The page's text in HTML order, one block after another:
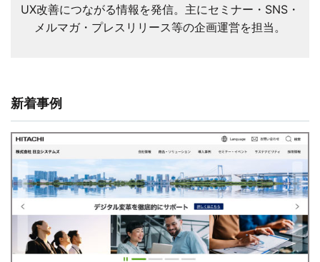
UX改善につながる情報を発信。主にセミナー・SNS・
メルマガ・プレスリリース等の企画運営を担当。
新着事例